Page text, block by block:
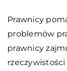
Prawnicy
problemów
prawnicy